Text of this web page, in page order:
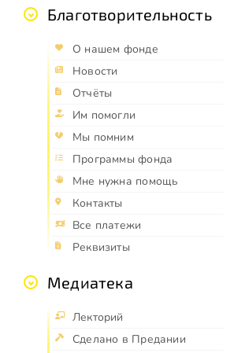
Благотворительность
О нашем фонде
Новости
Отчёты
Им помогли
Мы помним
Программы фонда
Мне нужна помощь
Контакты
Все платежи
Реквизиты
Медиатека
Лекторий
Сделано в Предании